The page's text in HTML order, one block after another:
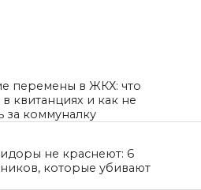
перемены в ЖКХ: что
квитанциях и как не
за коммуналку
не краснеют: 6
которые убивают